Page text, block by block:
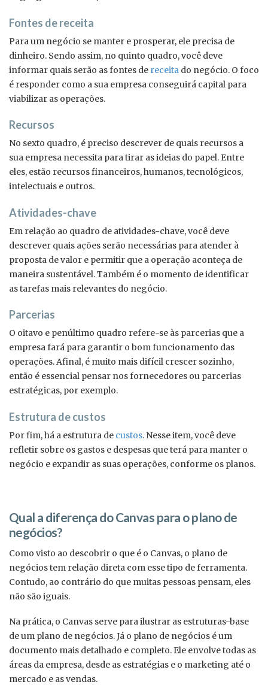
Fontes de receita
Para um negócio se manter e prosperar, ele precisa de
dinheiro. Sendo assim, no quinto quadro, você deve
informar quais serão as fontes de receita do negócio. O foco
é responder como a sua empresa conseguirá capital para
viabilizar as operações.
Recursos
No sexto quadro, é preciso descrever de quais recursos a
sua empresa necessita para tirar as ideias do papel. Entre
eles, estão recursos financeiros, humanos, tecnológicos,
intelectuais e outros.
Atividades-chave
Em relação ao quadro de atividades-chave, você deve
descrever quais ações serão necessárias para atender à
proposta de valor e permitir que a operação aconteça de
maneira sustentável. Também é o momento de identificar
as tarefas mais relevantes do negócio.
Parcerias
O oitavo e penúltimo quadro refere-se às parcerias que a
empresa fará para garantir o bom funcionamento das
operações. Afinal, é muito mais difícil crescer sozinho,
então é essencial pensar nos fornecedores ou parcerias
estratégicas, por exemplo.
Estrutura de custos
Por fim, há a estrutura de custos. Nesse item, você deve
refletir sobre os gastos e despesas que terá para manter o
negócio e expandir as suas operações, conforme os planos.
Qual a diferença do Canvas para o plano de
negócios?
Como visto ao descobrir o que é o Canvas, o plano de
negócios tem relação direta com esse tipo de ferramenta.
Contudo, ao contrário do que muitas pessoas pensam, eles
não são iguais.
Na prática, o Canvas serve para ilustrar as estruturas-base
de um plano de negócios. Já o plano de negócios é um
documento mais detalhado e completo. Ele envolve todas as
áreas da empresa, desde as estratégias e o marketing até o
mercado e as vendas.